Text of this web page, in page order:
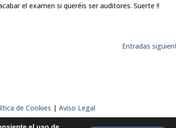
el examen si queréis ser auditores. Suerte !!
Entradas
de Cookies |Aviso Legal